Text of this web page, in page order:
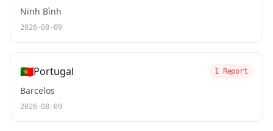
Ninh Bình
2026-08-09
🇵🇹Portugal 1 Report
Barcelos
2026-08-09